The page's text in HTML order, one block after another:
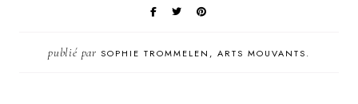
publié par SOPHIE TROMMELEN, ARTS MOUVANTS.